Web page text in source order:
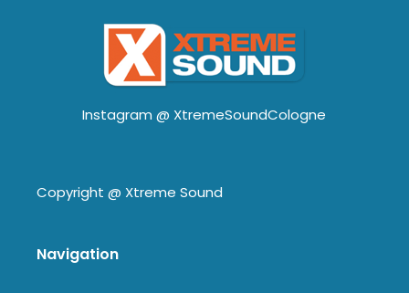
Instagram @ XtremeSoundCologne
Copyright @ Xtreme Sound
Navigation